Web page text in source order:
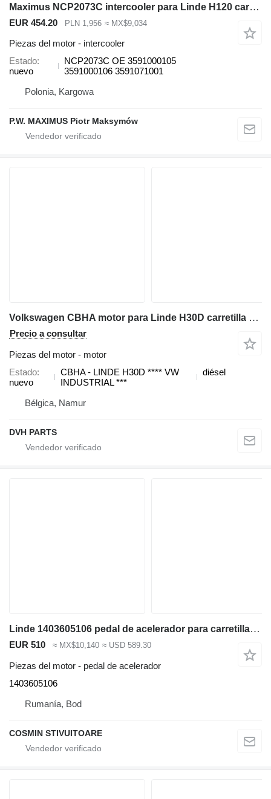
Maximus NCP2073C intercooler para Linde H120 carretilla elevadora
EUR 454.20 PLN 1,956 ≈ MX$9,034
Piezas del motor - intercooler
Estado
nuevo
NCP2073C OE 3591000105
3591000106 3591071001
Polonia, Kargowa
P.W. MAXIMUS Piotr Maksymów
Volkswagen CBHA motor para Linde H30D carretilla diésel
Precio a consultar
Piezas del motor - motor
Estado
nuevo
CBHA - LINDE H30D **** VW
INDUSTRIAL ***
diésel
Bélgica, Namur
DVH PARTS
Linde 1403605106 pedal de acelerador para carretilla diésel
EUR 510 ≈ MX$10,140 ≈ USD 589.30
Piezas del motor - pedal de acelerador
1403605106
Rumanía, Bod
COSMIN STIVUITOARE